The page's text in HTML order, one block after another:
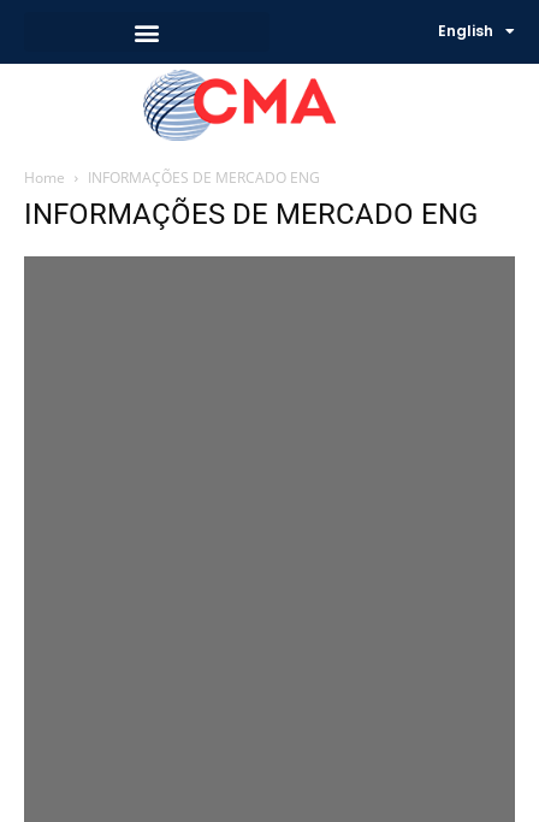
English
Home INFORMAÇÕES DE MERCADO ENG
INFORMAÇÕES DE MERCADO ENG